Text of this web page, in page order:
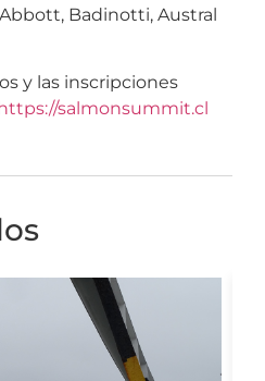
Badinotti, Austral
y las inscripciones
salmonsummit.cl